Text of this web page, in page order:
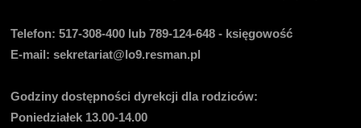
Telefon:517-308-400 lub 789-124-648 - księgowość
E-mail: sekretariat@lo9.resman.pl
Godziny dostępności dyrekcji dla rodziców:
Poniedziałek 13.00-14.00